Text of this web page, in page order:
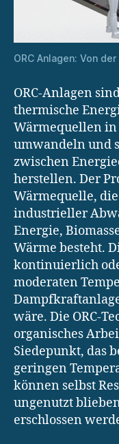
ORC Anlagen: Von
ORC-Anlagen
thermische
Wärmequellen
umwandeln und
zwischen
herstellen. Der
Wärmequelle,
industrieller
Energie,
Wärme besteht.
kontinuierlich
moderaten
wäre. Die ORC-
organisches
Siedepunkt, das
geringen
können selbst
ungenutzt
erschlossen